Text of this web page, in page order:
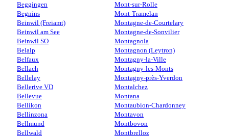
Beggingen
Begnins
Beinwil (Freiamt)
Beinwil am See
Beinwil SO
Belalp
Belfaux
Bellach
Bellelay
Bellerive VD
Bellevue
Bellikon
Bellinzona
Bellmund
Bellwald
Mont-sur-Rolle
Mont-Tramelan
Montagne-de-Courtelary
Montagne-de-Sonvilier
Montagnola
Montagnon (Leytron)
Montagny-la-Ville
Montagny-les-Monts
Montagny-près-Yverdon
Montalchez
Montana
Montaubion-Chardonney
Montavon
Montbovon
Montbrelloz